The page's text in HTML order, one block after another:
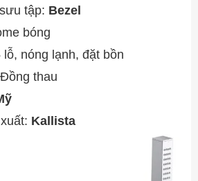
tập: Bezel
bóng
lỗ, nóng lạnh, đặt bồn
thau
Kallista